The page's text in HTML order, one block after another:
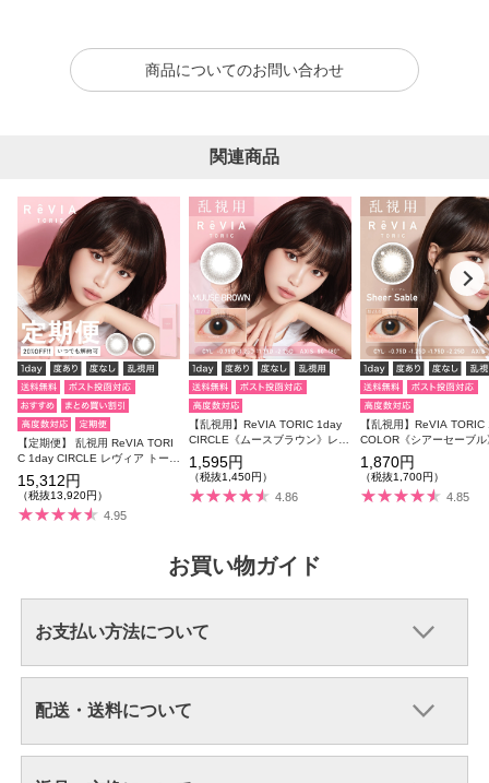
商品についてのお問い合わせ
関連商品
【定期便】 乱視用 ReVIA TORI
C 1day CIRCLE レヴィア トーリ
ック 12箱セット 1箱10枚入り 合
計120枚（CYL:-0.75D～-2.25
D）
15,312円
（税抜13,920円）
4.95
【乱視用】ReVIA TORIC 1day
CIRCLE《ムースブラウン》レヴ
ィア トーリック 度あり 度なし 1
箱10枚入り（CYL:-0.75D～-2.2
5D）
1,595円
（税抜1,450円）
4.86
【乱視用】ReVIA TORIC
COLOR《シアーセーブル
ィア トーリック 度あり
箱10枚入り（CYL:-
5D）
1,870円
（税抜1,700円）
4.85
お買い物ガイド
お支払い方法について
配送・送料について